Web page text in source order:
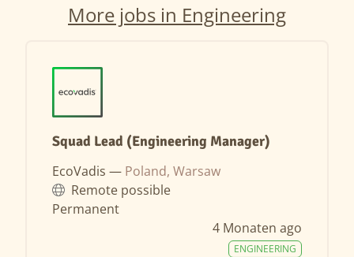
More jobs in Engineering
Squad Lead (Engineering Manager)
EcoVadis — Poland, Warsaw
Remote possible
Permanent
4 Monaten ago
ENGINEERING